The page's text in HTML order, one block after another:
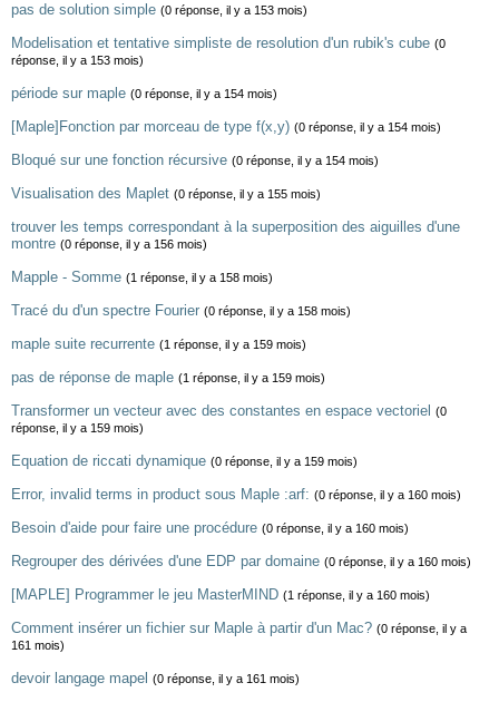
pas de solution simple (0 réponse, il y a 153 mois)
Modelisation et tentative simpliste de resolution d'un rubik's cube (0
réponse, il y a 153 mois)
période sur maple (0 réponse, il y a 154 mois)
[Maple]Fonction par morceau de type f(x,y) (0 réponse, il y a 154 mois)
Bloqué sur une fonction récursive (0 réponse, il y a 154 mois)
Visualisation des Maplet (0 réponse, il y a 155 mois)
trouver les temps correspondant à la superposition des aiguilles d'une
montre (0 réponse, il y a 156 mois)
Mapple - Somme (1 réponse, il y a 158 mois)
Tracé du d'un spectre Fourier (0 réponse, il y a 158 mois)
maple suite recurrente (1 réponse, il y a 159 mois)
pas de réponse de maple (1 réponse, il y a 159 mois)
Transformer un vecteur avec des constantes en espace vectoriel (0
réponse, il y a 159 mois)
Equation de riccati dynamique (0 réponse, il y a 159 mois)
Error, invalid terms in product sous Maple :arf: (0 réponse, il y a 160 mois)
Besoin d'aide pour faire une procédure (0 réponse, il y a 160 mois)
Regrouper des dérivées d'une EDP par domaine (0 réponse, il y a 160 mois)
[MAPLE] Programmer le jeu MasterMIND (1 réponse, il y a 160 mois)
Comment insérer un fichier sur Maple à partir d'un Mac? (0 réponse, il y a
161 mois)
devoir langage mapel (0 réponse, il y a 161 mois)